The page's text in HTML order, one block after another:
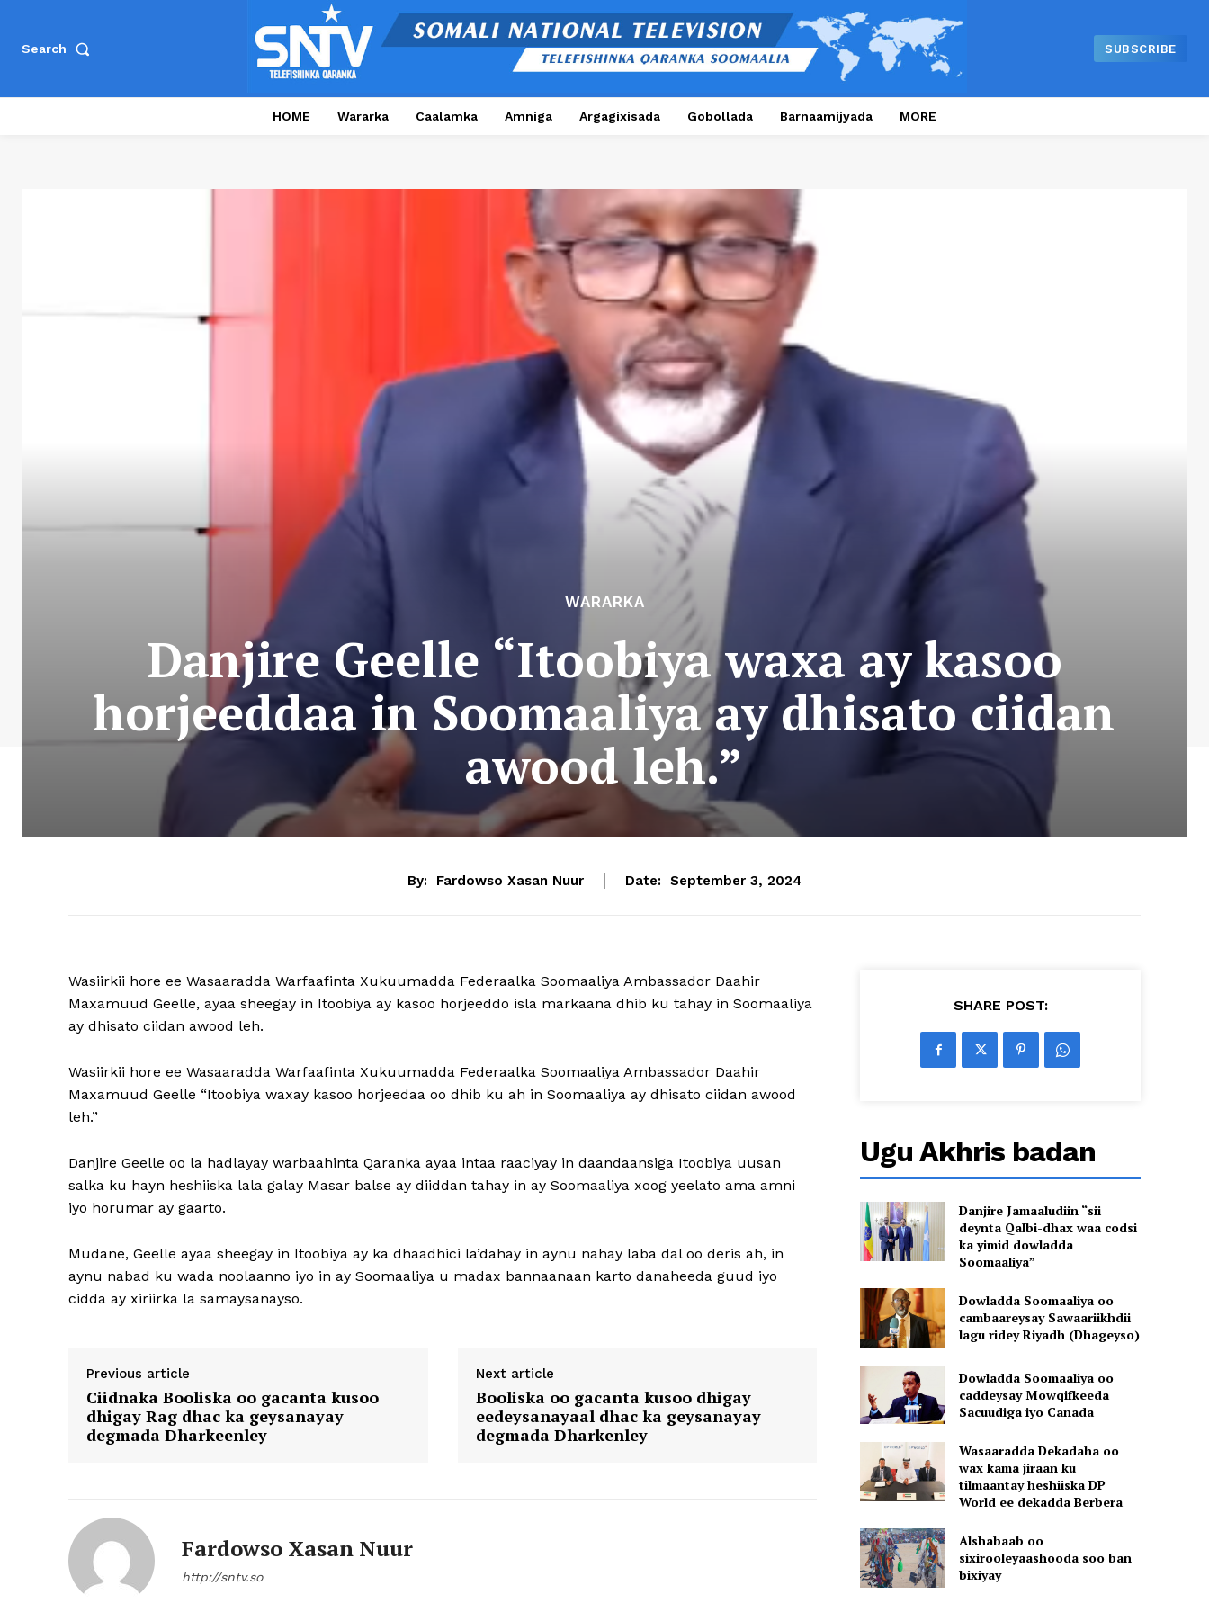
Search SUBSCRIBE
HOME Wararka Caalamka Amniga Argagixisada Gobollada Barnaamijyada MORE
WARARKA
Danjire Geelle “Itoobiya waxa ay kasoo
horjeeddaa in Soomaaliya ay dhisato ciidan
awood leh.”
By: Fardowso Xasan Nuur Date: September 3, 2024
Wasiirkii hore ee Wasaaradda Warfaafinta Xukuumadda Federaalka Soomaaliya Ambassador Daahir
Maxamuud Geelle, ayaa sheegay in Itoobiya ay kasoo horjeeddo isla markaana dhib ku tahay in Soomaaliya
ay dhisato ciidan awood leh.
Wasiirkii hore ee Wasaaradda Warfaafinta Xukuumadda Federaalka Soomaaliya Ambassador Daahir
Maxamuud Geelle “Itoobiya waxay kasoo horjeedaa oo dhib ku ah in Soomaaliya ay dhisato ciidan awood
leh.”
Danjire Geelle oo la hadlayay warbaahinta Qaranka ayaa intaa raaciyay in daandaansiga Itoobiya uusan
salka ku hayn heshiiska lala galay Masar balse ay diiddan tahay in ay Soomaaliya xoog yeelato ama amni
iyo horumar ay gaarto.
Mudane, Geelle ayaa sheegay in Itoobiya ay ka dhaadhici la’dahay in aynu nahay laba dal oo deris ah, in
aynu nabad ku wada noolaanno iyo in ay Soomaaliya u madax bannaanaan karto danaheeda guud iyo
cidda ay xiriirka la samaysanayso.
Previous article
Ciidnaka Booliska oo gacanta kusoo
dhigay Rag dhac ka geysanayay
degmada Dharkeenley
Next article
Booliska oo gacanta kusoo dhigay
eedeysanayaal dhac ka geysanayay
degmada Dharkenley
Fardowso Xasan Nuur
http://sntv.so
SHARE POST:
Ugu Akhris badan
Danjire Jamaaludiin “sii
deynta Qalbi-dhax waa codsi
ka yimid dowladda
Soomaaliya”
Dowladda Soomaaliya oo
cambaareysay Sawaariikhdii
lagu ridey Riyadh (Dhageyso)
Dowladda Soomaaliya oo
caddeysay Mowqifkeeda
Sacuudiga iyo Canada
Wasaaradda Dekadaha oo
wax kama jiraan ku
tilmaantay heshiiska DP
World ee dekadda Berbera
Alshabaab oo
sixirooleyaashooda soo ban
bixiyay